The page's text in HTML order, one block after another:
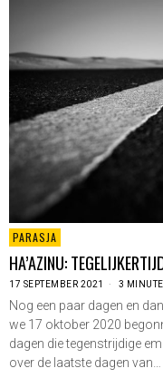
PARASJA
HA’AZINU:
17 SEPTEMBER 2021 3
Nog een paar dagen en
we 17 oktober 2020
dagen die tegenstrijdige
over de laatste dagen van…